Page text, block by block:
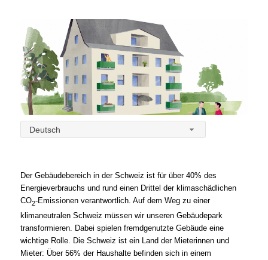
Deutsch
Der Gebäudebereich in der Schweiz ist für über 40% des
Energieverbrauchs und rund einen Drittel der klimaschädlichen
CO2-Emissionen verantwortlich. Auf dem Weg zu einer
klimaneutralen Schweiz müssen wir unseren Gebäudepark
transformieren. Dabei spielen fremdgenutzte Gebäude eine
wichtige Rolle. Die Schweiz ist ein Land der Mieterinnen und
Mieter: Über 56% der Haushalte befinden sich in einem